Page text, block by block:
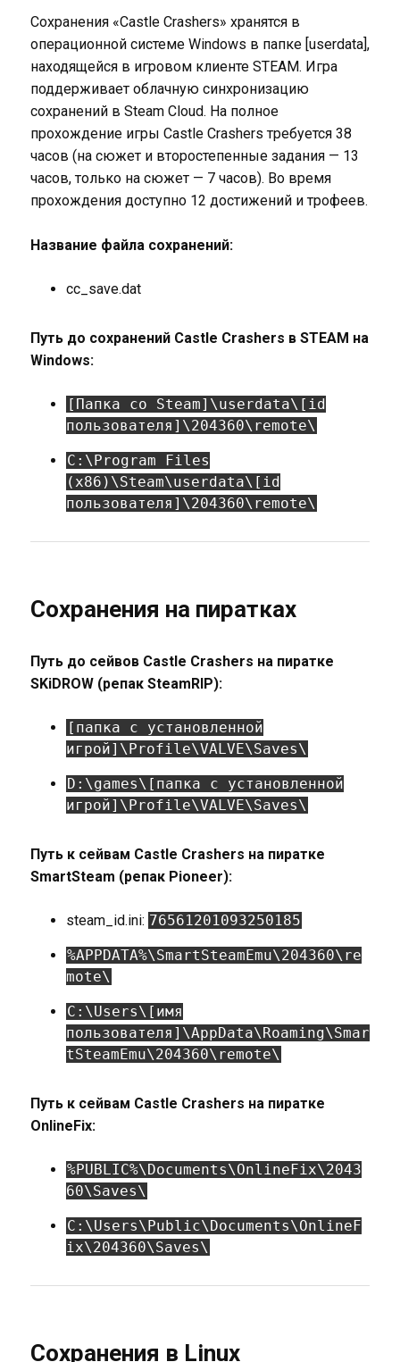
Сохранения «Castle Crashers» хранятся в
операционной системе Windows в папке [userdata],
находящейся в игровом клиенте STEAM. Игра
поддерживает облачную синхронизацию
сохранений в Steam Cloud. На полное
прохождение игры Castle Crashers требуется 38
часов (на сюжет и второстепенные задания — 13
часов, только на сюжет — 7 часов). Во время
прохождения доступно 12 достижений и трофеев.
Название файла сохранений:
cc_save.dat
Путь до сохранений Castle Crashers в STEAM на
Windows:
[Папка со Steam]\userdata\[id
пользователя]\204360\remote\
C:\Program Files
(x86)\Steam\userdata\[id
пользователя]\204360\remote\
Сохранения на пиратках
Путь до сейвов Castle Crashers на пиратке
SKiDROW (репак SteamRIP):
[папка с установленной
игрой]\Profile\VALVE\Saves\
D:\games\[папка с установленной
игрой]\Profile\VALVE\Saves\
Путь к сейвам Castle Crashers на пиратке
SmartSteam (репак Pioneer):
steam_id.ini: 76561201093250185
%APPDATA%\SmartSteamEmu\204360\re
mote\
C:\Users\[имя
пользователя]\AppData\Roaming\Smar
tSteamEmu\204360\remote\
Путь к сейвам Castle Crashers на пиратке
OnlineFix:
%PUBLIC%\Documents\OnlineFix\2043
60\Saves\
C:\Users\Public\Documents\OnlineF
ix\204360\Saves\
Сохранения в Linux